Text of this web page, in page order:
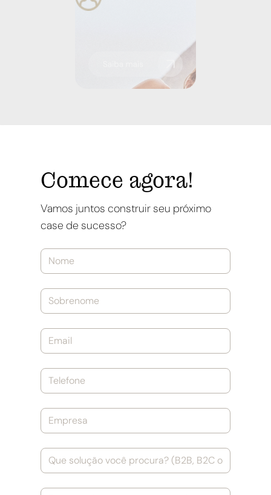
Comece agora!
Vamos juntos construir seu próximo
case de sucesso?